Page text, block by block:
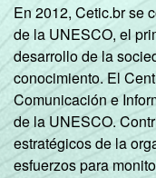
En 2012, Cetic.br se
de la UNESCO, el
desarrollo de la
conocimiento. El
Comunicación e
de la UNESCO.
estratégicos de la
esfuerzos para